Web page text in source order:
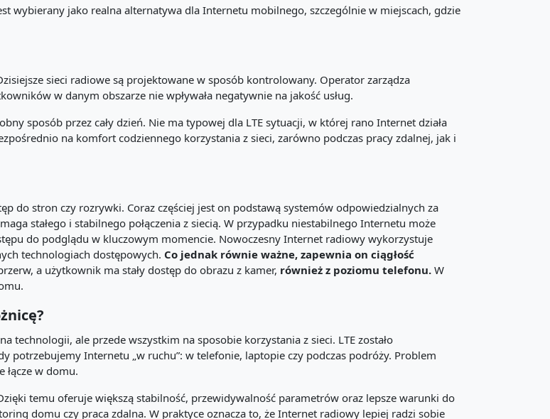
wybierany jako realna alternatywa dla Internetu mobilnego, szczególnie w miejscach, gdzie
sieci radiowe są projektowane w sposób kontrolowany. Operator zarządza
w danym obszarze nie wpływała negatywnie na jakość usług.
sposób przez cały dzień. Nie ma typowej dla LTE sytuacji, w której rano Internet działa
na komfort codziennego korzystania z sieci, zarówno podczas pracy zdalnej, jak i
do stron czy rozrywki. Coraz częściej jest on podstawą systemów odpowiedzialnych za
stałego i stabilnego połączenia z siecią. W przypadku niestabilnego Internetu może
do podglądu w kluczowym momencie. Nowoczesny Internet radiowy wykorzystuje
technologiach dostępowych. Co jednak równie ważne, zapewnia on ciągłość
a użytkownik ma stały dostęp do obrazu z kamer, również z poziomu telefonu. W
technologii, ale przede wszystkim na sposobie korzystania z sieci. LTE zostało
potrzebujemy Internetu „w ruchu”: w telefonie, laptopie czy podczas podróży. Problem
łącze w domu.
temu oferuje większą stabilność, przewidywalność parametrów oraz lepsze warunki do
domu czy praca zdalna. W praktyce oznacza to, że Internet radiowy lepiej radzi sobie